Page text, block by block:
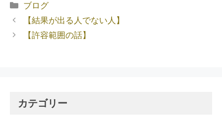
ブログ
【結果が出る人でない人】
【許容範囲の話】
カテゴリー